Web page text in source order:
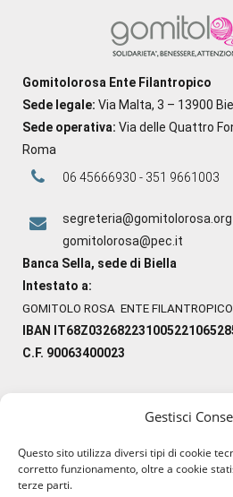
Gestisci
Questo sito utilizza diversi tipi di cookie
corretto funzionamento, oltre a cookie
terze parti.
Gomitolorosa Ente Filantropico
Sede legale: Via Malta, 3 – 13900
Sede operativa: Via delle Quattro
Roma
06 45666930 - 351 9661003
segreteria@gomitolorosa.org
gomitolorosa@pec.it
Banca Sella, sede di Biella
Intestato a:
GOMITOLO ROSA ENTE FILANTROPICO
IBAN
C.F. 90063400023